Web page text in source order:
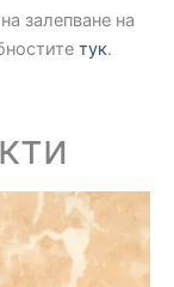
залепване на
тук.